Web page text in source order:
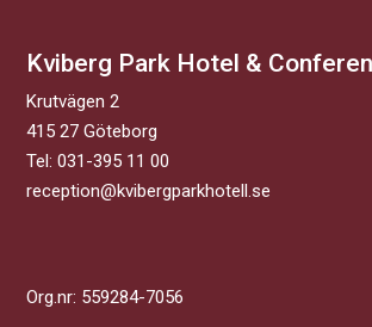
Kviberg Park Hotel &
Krutvägen 2
415 27 Göteborg
Tel:031-395 11 00
reception@kvibergparkhotell.se
Org.nr: 559284-7056